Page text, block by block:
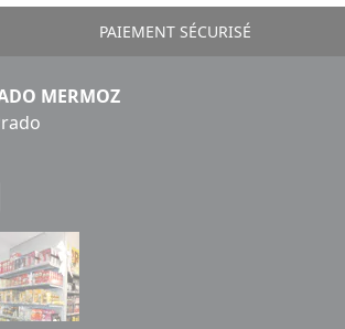
PAIEMENT SÉCURISÉ
MERMOZ